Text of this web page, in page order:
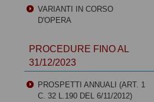
VARIANTI IN CORSO
D'OPERA
PROCEDURE FINO AL
31/12/2023
PROSPETTI ANNUALI (ART. 1
C. 32 L.190 DEL 6/11/2012)